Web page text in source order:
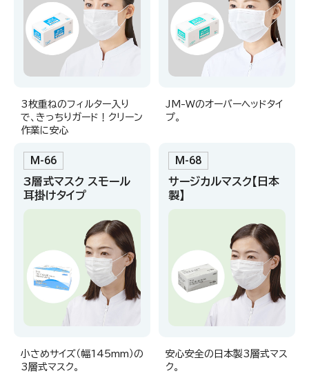
3枚重ねのフィルター入り
で、きっちりガード！クリーン
作業に安心
JM-Wのオーバーヘッドタイ
プ。
M-66
3層式マスク スモール
耳掛けタイプ
小さめサイズ（幅145mm）の
3層式マスク。
M-68
サージカルマスク【日本
製】
安心安全の日本製3層式マス
ク。